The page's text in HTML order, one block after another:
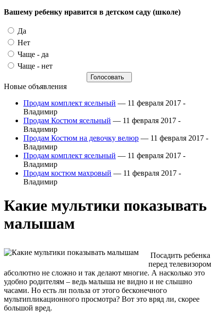
Вашему ребенку нравится в детском саду (школе)
Да
Нет
Чаще - да
Чаще - нет
Новые объявления
Продам комплект ясельный — 11 февраля 2017 -
Владимир
Продам Костюм ясельный — 11 февраля 2017 -
Владимир
Продам Костюм на девочку велюр — 11 февраля 2017 -
Владимир
Продам комплект ясельный — 11 февраля 2017 -
Владимир
Продам костюм махровый — 11 февраля 2017 -
Владимир
Какие мультики показывать
малышам
Посадить ребенка
перед телевизором
абсолютно не сложно и так делают многие. А насколько это
удобно родителям – ведь малыша не видно и не слышно
часами. Но есть ли польза от этого бесконечного
мультипликационного просмотра? Вот это вряд ли, скорее
большой вред.